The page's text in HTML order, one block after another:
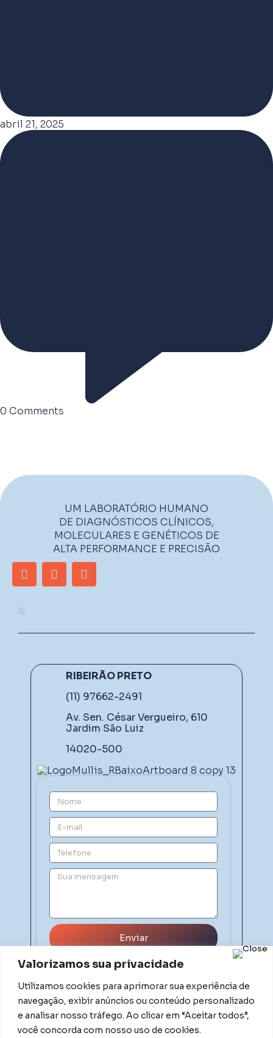
Valorizamos sua privacidade
Utilizamos cookies para aprimorar sua experiência de
navegação, exibir anúncios ou conteúdo personalizado
e analisar nosso tráfego. Ao clicar em “Aceitar todos”,
você concorda com nosso uso de cookies.
abril 21, 2025
0 Comments
UM LABORATÓRIO HUMANO
DE DIAGNÓSTICOS CLÍNICOS,
MOLECULARES E GENÉTICOS DE
ALTA PERFORMANCE E PRECISÃO
RIBEIRÃO PRETO
(11) 97662-2491
Av. Sen. César Vergueiro, 610
Jardim São Luiz
14020-500
Enviar